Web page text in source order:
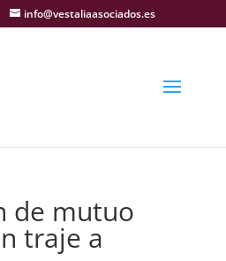
info@vestaliaasociados.es
de mutuo
traje a